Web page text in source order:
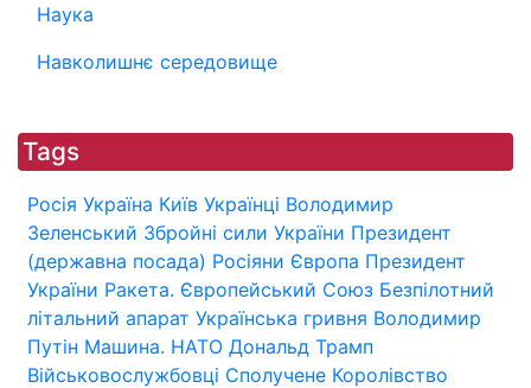
Наука
Навколишнє середовище
Tags
Росія Україна Київ Українці Володимир
Зеленський Збройні сили України Президент
(державна посада) Росіяни Європа Президент
України Ракета. Європейський Союз Безпілотний
літальний апарат Українська гривня Володимир
Путін Машина. НАТО Дональд Трамп
Військовослужбовці Сполучене Королівство